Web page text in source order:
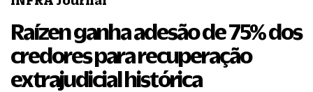
Raízen ganha adesão de 75% dos
credores para recuperação
extrajudicial histórica